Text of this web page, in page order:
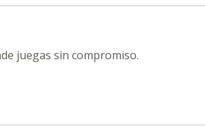
juegas sin compromiso.